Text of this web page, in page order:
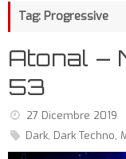
Tag: Progressive
Atonal –
53
27 Dicembre 2019
Dark, Dark Techno,